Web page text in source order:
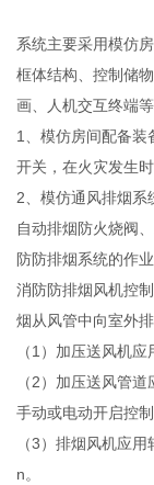
系统主要采用模仿
框体结构、控制储物
画、人机交互终端等
1、模仿房间配备装
开关，在火灾发生
2、模仿通风排烟系
自动排烟防火烧阀
防防排烟系统的作
消防防排烟风机控
烟从风管中向室外
（1）加压送风机应
（2）加压送风管
手动或电动开启控制
（3）排烟风机应
n。